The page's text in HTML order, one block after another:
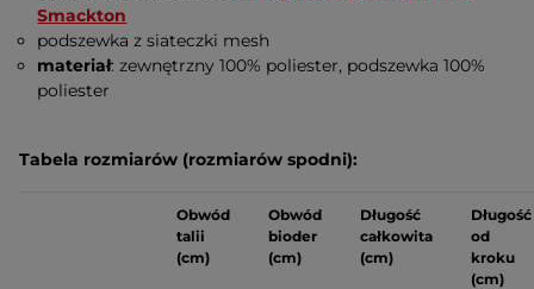
Smackton
podszewka z siateczki mesh
materiał: zewnętrzny 100% poliester, podszewka 100%
poliester
Tabela rozmiarów (rozmiarów spodni):
Obwód
talii
(cm)
Obwód
bioder
(cm)
Długość
całkowita
(cm)
Długość
od
kroku
(cm)